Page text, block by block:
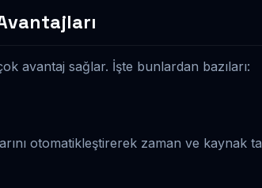
avantaj sağlar. İşte bunlardan bazıları:
otomatikleştirerek zaman ve kaynak